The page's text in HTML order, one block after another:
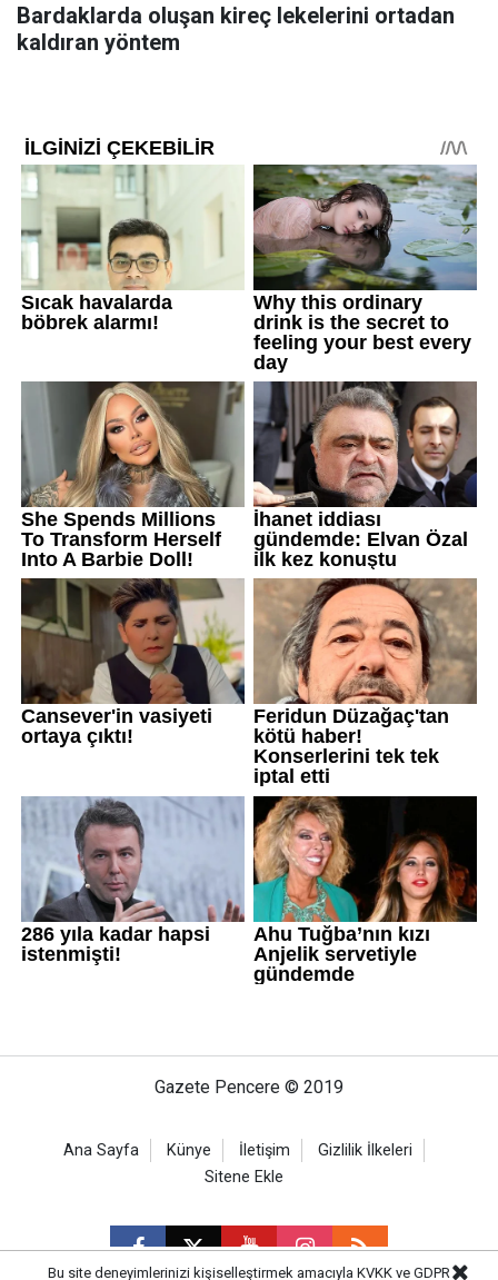
Bardaklarda oluşan kireç lekelerini ortadan
kaldıran yöntem
Gazete Pencere © 2019
Ana Sayfa Künye İletişim
Gizlilik İlkeleri
Sitene Ekle
Bu site deneyimlerinizi kişiselleştirmek amacıyla KVKK ve GDPR